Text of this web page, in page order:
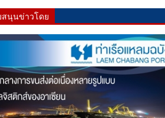
นุนข่าวโดย